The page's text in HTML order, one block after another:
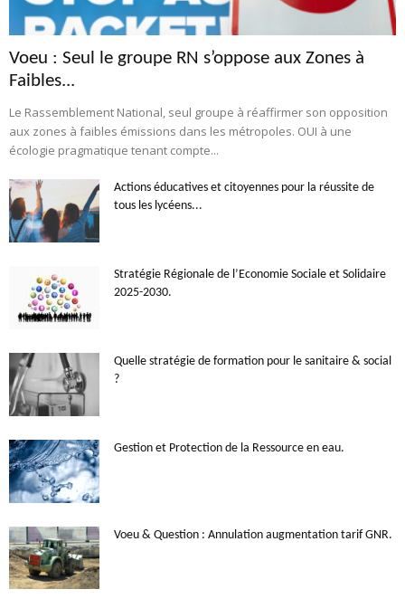
Voeu : Seul le groupe RN s’oppose aux Zones à
Faibles...
Le Rassemblement National, seul groupe à réaffirmer son opposition
aux zones à faibles émissions dans les métropoles. OUI à une
écologie pragmatique tenant compte...
Actions éducatives et citoyennes pour la réussite de
tous les lycéens...
Stratégie Régionale de l’Economie Sociale et Solidaire
2025-2030.
Quelle stratégie de formation pour le sanitaire & social
?
Gestion et Protection de la Ressource en eau.
Voeu & Question : Annulation augmentation tarif GNR.